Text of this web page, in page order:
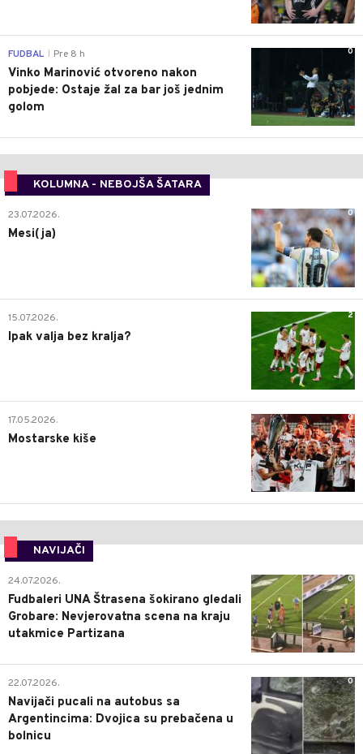
0
FUDBAL Pre 8 h
Vinko Marinović otvoreno nakon
pobjede: Ostaje žal za bar još jednim
golom
KOLUMNA - NEBOJŠA ŠATARA
0
23.07.2026.
Mesi(ja)
2
15.07.2026.
Ipak valja bez kralja?
0
17.05.2026.
Mostarske kiše
NAVIJAČI
0
24.07.2026.
Fudbaleri UNA Štrasena šokirano gledali
Grobare: Nevjerovatna scena na kraju
utakmice Partizana
0
22.07.2026.
Navijači pucali na autobus sa
Argentincima: Dvojica su prebačena u
bolnicu